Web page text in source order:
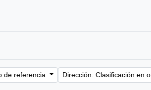
de referencia Dirección: Clasificación en